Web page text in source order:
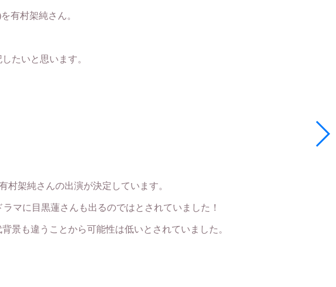
有村架純さん。
たいと思います。
村架純さんの出演が決定しています。
マに目黒蓮さんも出るのではとされていました！
景も違うことから可能性は低いとされていました。